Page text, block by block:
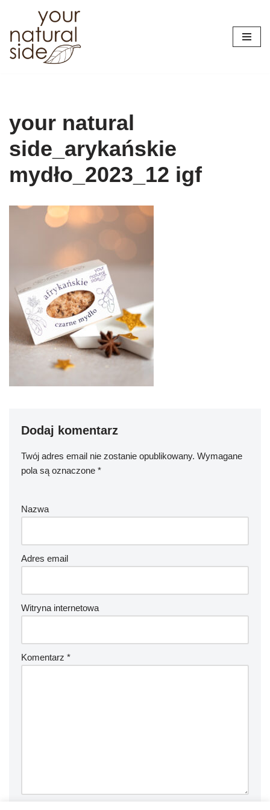
Przejdź
do
treści
your natural
side_arykańskie
mydło_2023_12 igf
Dodaj komentarz
Twój adres email nie zostanie opublikowany. Wymagane
pola są oznaczone *
Nazwa
Adres email
Witryna internetowa
Komentarz *